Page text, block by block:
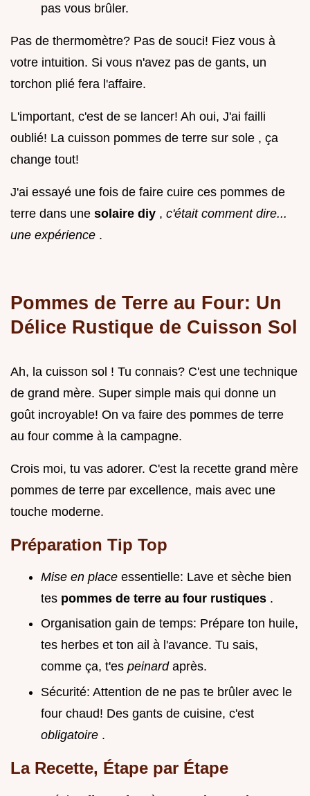
pas vous brûler.
Pas de thermomètre? Pas de souci! Fiez vous à
votre intuition. Si vous n'avez pas de gants, un
torchon plié fera l'affaire.
L'important, c'est de se lancer! Ah oui, J'ai failli
oublié! La cuisson pommes de terre sur sole , ça
change tout!
J'ai essayé une fois de faire cuire ces pommes de
terre dans une solaire diy , c'était comment dire...
une expérience .
Pommes de Terre au Four: Un
Délice Rustique de Cuisson Sol
Ah, la cuisson sol ! Tu connais? C'est une technique
de grand mère. Super simple mais qui donne un
goût incroyable! On va faire des pommes de terre
au four comme à la campagne.
Crois moi, tu vas adorer. C'est la recette grand mère
pommes de terre par excellence, mais avec une
touche moderne.
Préparation Tip Top
Mise en place essentielle: Lave et sèche bien
tes pommes de terre au four rustiques .
Organisation gain de temps: Prépare ton huile,
tes herbes et ton ail à l'avance. Tu sais,
comme ça, t'es peinard après.
Sécurité: Attention de ne pas te brûler avec le
four chaud! Des gants de cuisine, c'est
obligatoire .
La Recette, Étape par Étape